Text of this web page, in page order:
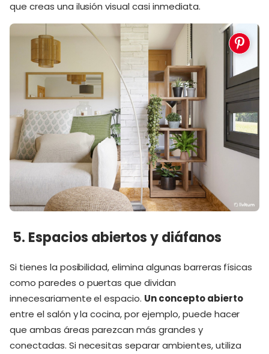
que creas una ilusión visual casi inmediata.
5. Espacios abiertos y diáfanos
Si tienes la posibilidad, elimina algunas barreras físicas
como paredes o puertas que dividan
innecesariamente el espacio. Un concepto abierto
entre el salón y la cocina, por ejemplo, puede hacer
que ambas áreas parezcan más grandes y
conectadas. Si necesitas separar ambientes, utiliza